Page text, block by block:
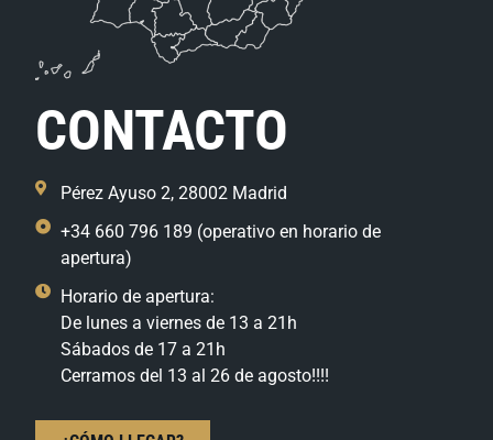
CONTACTO
Pérez Ayuso 2, 28002 Madrid
+34 660 796 189 (operativo en horario de
apertura)
Horario de apertura:
De lunes a viernes de 13 a 21h
Sábados de 17 a 21h
Cerramos del 13 al 26 de agosto!!!!